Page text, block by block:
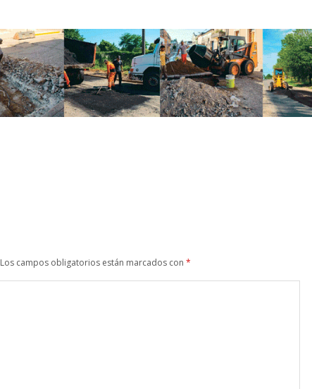
Los campos obligatorios están marcados con *